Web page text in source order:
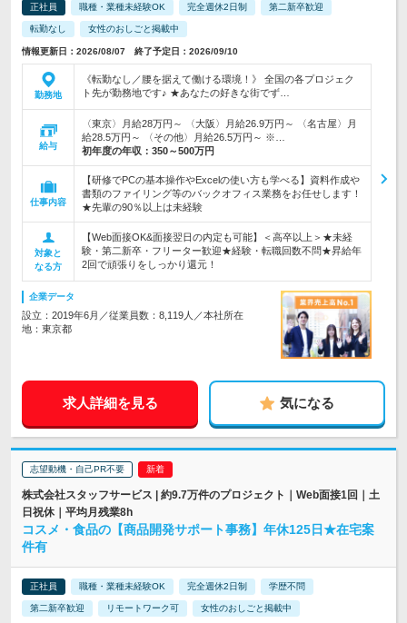
正社員 職種・業種未経験OK 完全週休2日制 第二新卒歓迎
転勤なし 女性のおしごと掲載中
情報更新日：2026/08/07 終了予定日：2026/09/10
勤務地
《転勤なし／腰を据えて働ける環境！》 全国の各プロジェク
ト先が勤務地です♪ ★あなたの好きな街でず…
給与
〈東京〉月給28万円～ 〈大阪〉月給26.9万円～ 〈名古屋〉月
給28.5万円～ 〈その他〉月給26.5万円～ ※…
初年度の年収： 350～500万円
仕事内容
【研修でPCの基本操作やExcelの使い方も学べる】資料作成や
書類のファイリング等のバックオフィス業務をお任せします！
★先輩の90％以上は未経験
対象と
なる方
【Web面接OK&面接翌日の内定も可能】＜高卒以上＞★未経
験・第二新卒・フリーター歓迎★経験・転職回数不問★昇給年
2回で頑張りをしっかり還元！
企業データ
設立：2019年6月／従業員数：8,119人／本社所在
地：東京都
求人詳細を見る 気になる
志望動機・自己PR不要
株式会社スタッフサービス | 約9.7万件のプロジェクト｜Web面接1回｜土
日祝休｜平均月残業8h
コスメ・食品の【商品開発サポート事務】年休125日★在宅案
件有
正社員 職種・業種未経験OK 完全週休2日制 学歴不問
第二新卒歓迎 リモートワーク可 女性のおしごと掲載中